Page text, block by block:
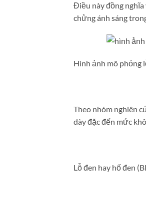
Điều này đồng nghĩa
chửng ánh sáng
Hình ảnh mô phỏng
Theo nhóm nghiên
dày đặc đến mức
Lỗ đen hay hố đen